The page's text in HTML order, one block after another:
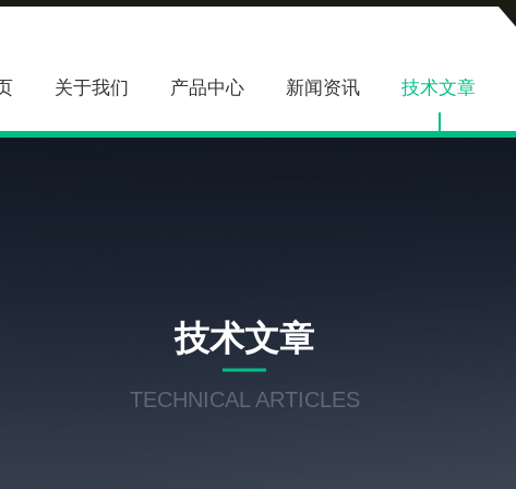
关于我们 产品中心 新闻资讯 技术文章
技术文章
TECHNICAL ARTICLES